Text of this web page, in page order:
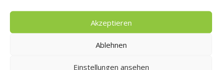
Akzeptieren
Ablehnen
Einstellungen ansehen
Küchenwörterbuch für die Alpenländer Österreich und Schweiz.
Teil 2: Schweizerisch – Deutsch....